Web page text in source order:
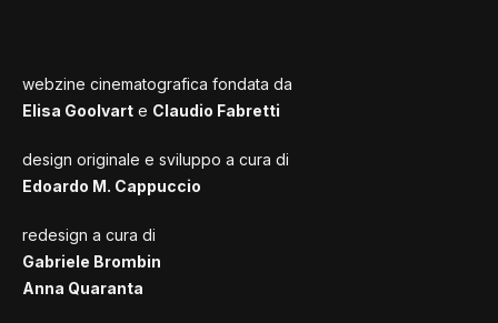
webzine cinematografica fondata da
Elisa Goolvart e Claudio Fabretti
design originale e sviluppo a cura di
Edoardo M. Cappuccio
redesign a cura di
Gabriele Brombin
Anna Quaranta